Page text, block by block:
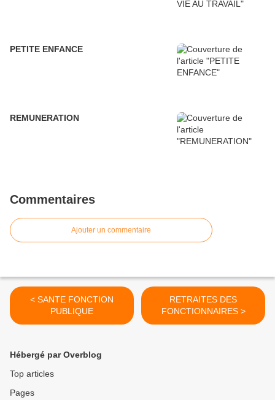
PETITE ENFANCE
REMUNERATION
Commentaires
Ajouter un commentaire
< SANTE FONCTION
PUBLIQUE
RETRAITES DES
FONCTIONNAIRES >
Hébergé par Overblog
Top articles
Pages